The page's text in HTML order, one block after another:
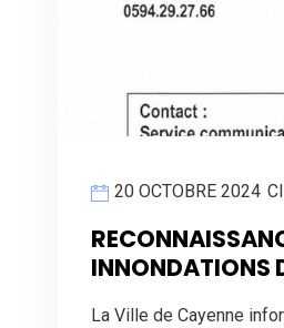
20 OCTOBRE 2024
INNONDATIONS
La Ville de Cayenne